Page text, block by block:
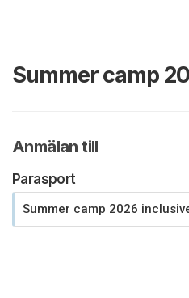
Summer camp
Anmälan till
Parasport
Summer camp 2026